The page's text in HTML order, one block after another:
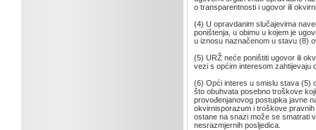
o transparentnosti i ugovor ili
(4) U opravdanim slučajevima
poništenja, u obimu u kojem je
u iznosu naznačenom u stavu (8)
(5) URŽ neće poništiti ugovor ili
vezi s općim interesom zahtijevaju
(6) Opći interes u smislu stava (5)
što obuhvata posebno troškove
provođenjanovog postupka javne
okvirnisporazum i troškove
ostane na snazi može se smatrati
nesrazmjernih posljedica.